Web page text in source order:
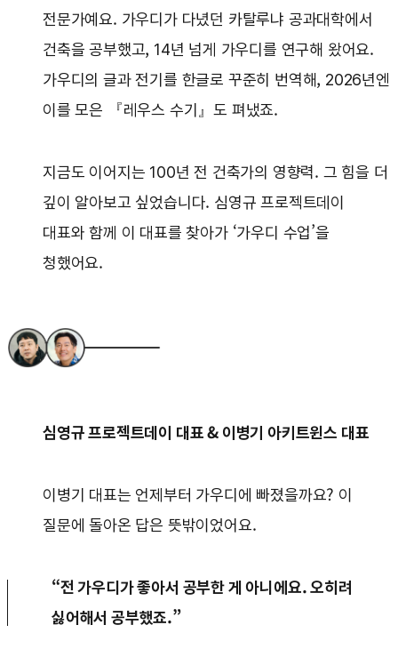
전문가예요. 가우디가 다녔던 카탈루냐 공과대학에서
건축을 공부했고, 14년 넘게 가우디를 연구해 왔어요.
가우디의 글과 전기를 한글로 꾸준히 번역해, 2026년엔
이를 모은 『레우스 수기』도 펴냈죠.
지금도 이어지는 100년 전 건축가의 영향력. 그 힘을 더
깊이 알아보고 싶었습니다. 심영규 프로젝트데이
대표와 함께 이 대표를 찾아가 ‘가우디 수업’을
청했어요.
심영규 프로젝트데이 대표 & 이병기 아키트윈스 대표
이병기 대표는 언제부터 가우디에 빠졌을까요? 이
질문에 돌아온 답은 뜻밖이었어요.
“전 가우디가 좋아서 공부한 게 아니에요. 오히려
싫어해서 공부했죠.”